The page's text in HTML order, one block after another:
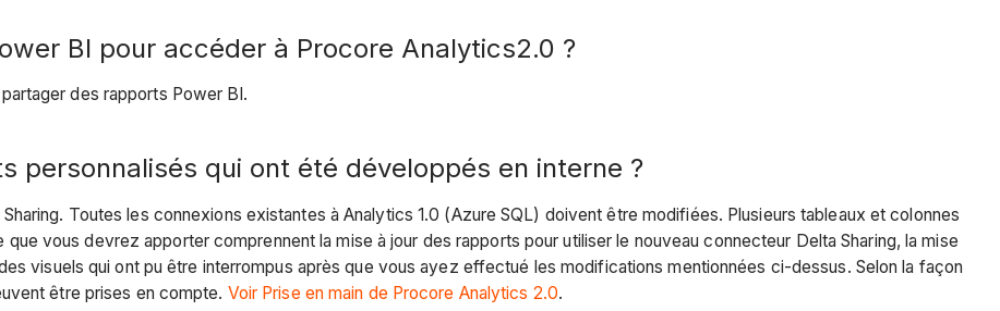
BI pour accéder à Procore Analytics2.0 ?
des rapports Power BI.
personnalisés qui ont été développés en interne ?
Toutes les connexions existantes à Analytics 1.0 (Azure SQL) doivent être modifiées. Plusieurs tableaux et colonnes
vous devrez apporter comprennent la mise à jour des rapports pour utiliser le nouveau connecteur Delta Sharing, la mise
visuels qui ont pu être interrompus après que vous ayez effectué les modifications mentionnées ci-dessus. Selon la façon
être prises en compte. Voir Prise en main de Procore Analytics 2.0.